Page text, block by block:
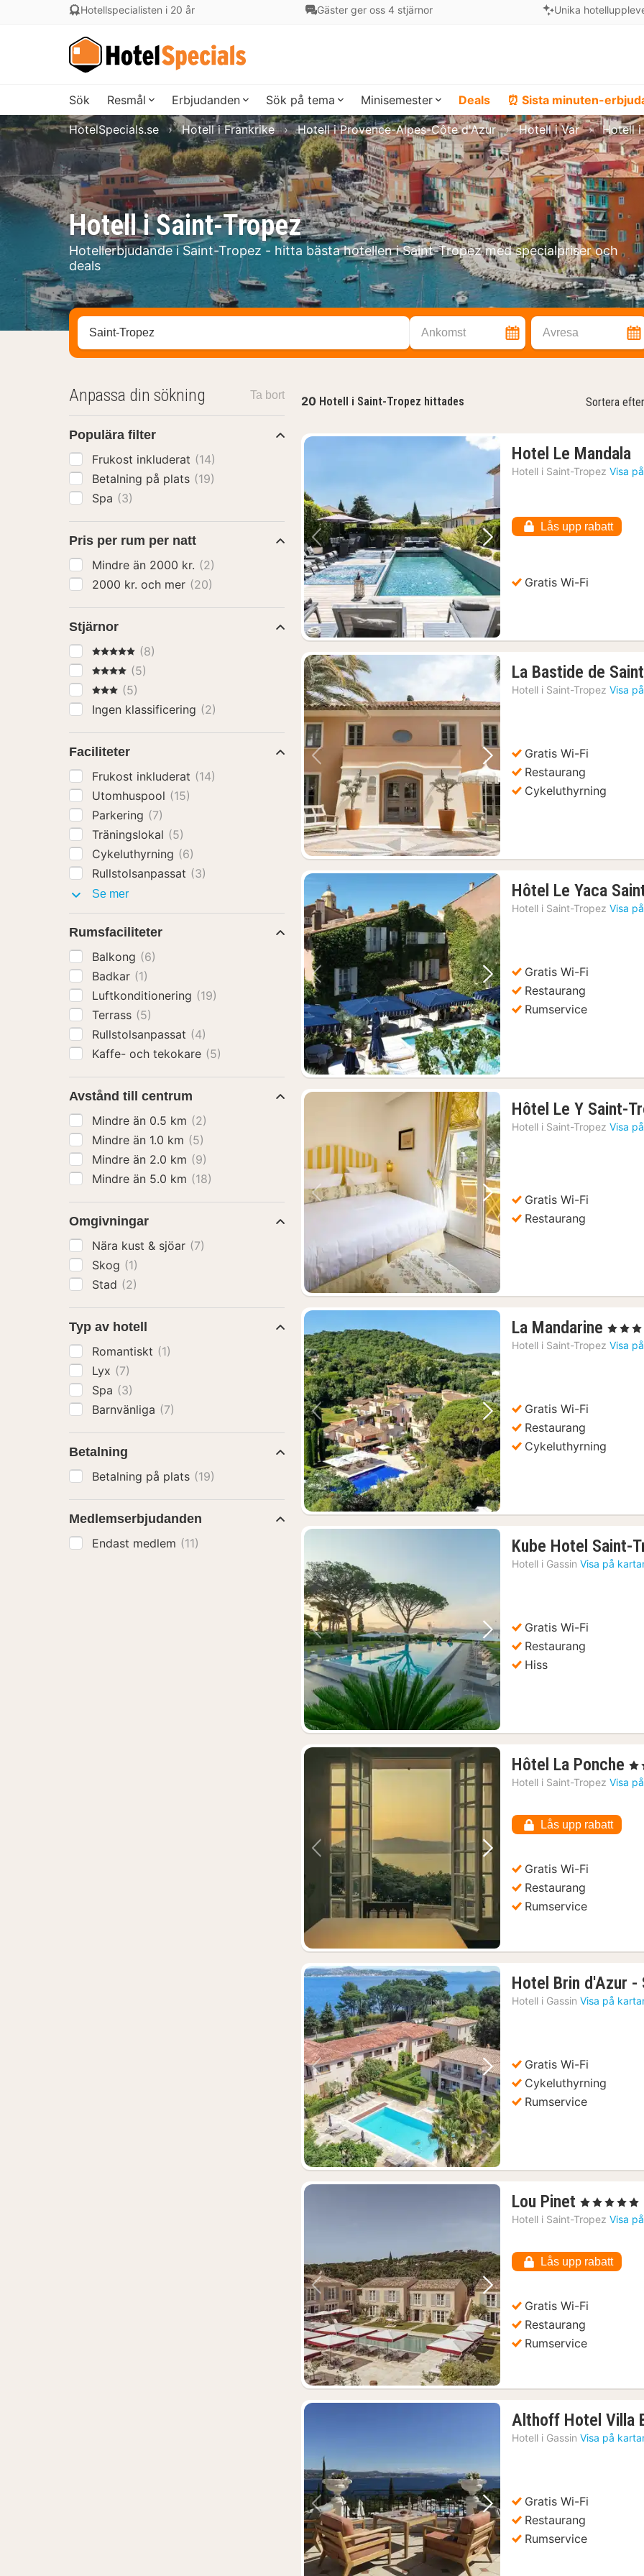
Hotellspecialisten i 20 år Gäster ger oss 4 stjärnor Unika
Sök Resmål Erbjudanden Sök på tema Minisemester Deals ⏰ Sista minuten-
Hotell i Saint-Tropez
Hotellerbjudande i Saint-Tropez - hitta bästa hotellen i Saint-Tropez med specialpriser och
deals
HotelSpecials.se Hotell i Frankrike Hotell i Provence-Alpes-Côte d'Azur Hotell i Var Hotell i
Sök efter hotell, område eller stad Ankomst Avresa
20 Hotell i Saint-Tropez hittades Sortera efter
Föregående bild Nästa bild
Hotel Le Mandala
Hotell i Saint-Tropez Visa
Lås upp rabatt
Gratis Wi-Fi
Föregående bild Nästa bild
La Bastide de
Hotell i Saint-Tropez Visa
Gratis Wi-Fi
Restaurang
Cykeluthyrning
Föregående bild Nästa bild
Hôtel Le Yaca
Hotell i Saint-Tropez Visa
Gratis Wi-Fi
Restaurang
Rumservice
Föregående bild Nästa bild
Hôtel Le Y Saint-
Hotell i Saint-Tropez Visa
Gratis Wi-Fi
Restaurang
Föregående bild Nästa bild
La Mandarine 1
natt
, 5
Hotell i Saint-Tropez Visa
Gratis Wi-Fi
Restaurang
Cykeluthyrning
Föregående bild Nästa bild
Kube Hotel Saint-
Hotell i Gassin Visa på
Gratis Wi-Fi
Restaurang
Hiss
Föregående bild Nästa bild
Hôtel La Ponche 1
, 5
Hotell i Saint-Tropez Visa
Lås upp rabatt
Gratis Wi-Fi
Restaurang
Rumservice
Föregående bild Nästa bild
Hotel Brin d'Azur -
Hotell i Gassin Visa på
Gratis Wi-Fi
Cykeluthyrning
Rumservice
Föregående bild Nästa bild
Lou Pinet 1
natt
17384
kr.
, 5 Stjärnor
Hotell i Saint-Tropez Visa
Lås upp rabatt
Gratis Wi-Fi
Restaurang
Rumservice
Föregående bild Nästa bild
Althoff Hotel Villa
Hotell i Gassin Visa på
Gratis Wi-Fi
Restaurang
Rumservice
Anpassa din sökning Ta bort
Populära filter
Frukost inkluderat (14)
Betalning på plats (19)
Spa (3)
Pris per rum per natt
Mindre än 2000 kr. (2)
2000 kr. och mer (20)
Stjärnor
5 Stjärnor(8)
4 Stjärnor
(5)
3 Stjärnor
(5)
Ingen klassificering (2)
Faciliteter
Frukost inkluderat (14)
Utomhuspool (15)
Parkering (7)
Träningslokal (5)
Cykeluthyrning (6)
Rullstolsanpassat (3)
Se merFaciliteter
Rumsfaciliteter
Balkong (6)
Badkar (1)
Luftkonditionering (19)
Terrass (5)
Rullstolsanpassat (4)
Kaffe- och tekokare (5)
Avstånd till centrum
Mindre än 0.5 km (2)
Mindre än 1.0 km (5)
Mindre än 2.0 km (9)
Mindre än 5.0 km (18)
Omgivningar
Nära kust & sjöar (7)
Skog (1)
Stad (2)
Typ av hotell
Romantiskt (1)
Lyx (7)
Spa (3)
Barnvänliga (7)
Betalning
Betalning på plats (19)
Medlemserbjudanden
Endast medlem (11)